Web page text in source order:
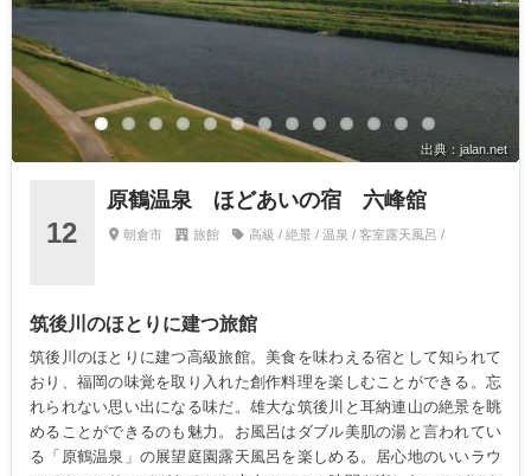
出典：jalan.net
12
原鶴温泉 ほどあいの宿 六峰舘
朝倉市 旅館 高級 / 絶景 / 温泉 / 客室露天風呂 /
筑後川のほとりに建つ旅館
筑後川のほとりに建つ高級旅館。美食を味わえる宿として知られて
おり、福岡の味覚を取り入れた創作料理を楽しむことができる。忘
れられない思い出になる味だ。雄大な筑後川と耳納連山の絶景を眺
めることができるのも魅力。お風呂はダブル美肌の湯と言われてい
る「原鶴温泉」の展望庭園露天風呂を楽しめる。居心地のいいラウ